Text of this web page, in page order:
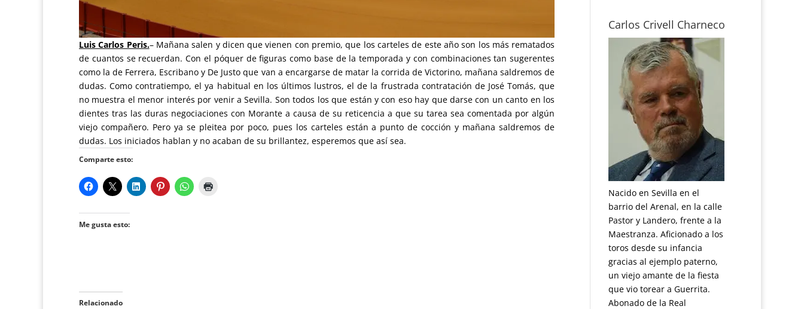
Luis Carlos Peris.– Mañana salen y dicen que vienen con premio, que los carteles de este año son los más rematados
de cuantos se recuerdan. Con el póquer de figuras como base de la temporada y con combinaciones tan sugerentes
como la de Ferrera, Escribano y De Justo que van a encargarse de matar la corrida de Victorino, mañana saldremos de
dudas. Como contratiempo, el ya habitual en los últimos lustros, el de la frustrada contratación de José Tomás, que
no muestra el menor interés por venir a Sevilla. Son todos los que están y con eso hay que darse con un canto en los
dientes tras las duras negociaciones con Morante a causa de su reticencia a que su tarea sea comentada por algún
viejo compañero. Pero ya se pleitea por poco, pues los carteles están a punto de cocción y mañana saldremos de
dudas. Los iniciados hablan y no acaban de su brillantez, esperemos que así sea.
Comparte esto:
Me gusta esto:
Relacionado
Carlos Crivell Charneco
Nacido en Sevilla en el
barrio del Arenal, en la calle
Pastor y Landero, frente a la
Maestranza. Aficionado a los
toros desde su infancia
gracias al ejemplo paterno,
un viejo amante de la fiesta
que vio torear a Guerrita.
Abonado de la Real